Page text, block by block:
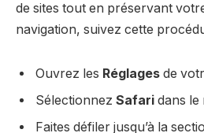
de sites tout en préservant
navigation, suivez cette
Ouvrez les Réglages de
Sélectionnez Safari dans le
Faites défiler jusqu’à la